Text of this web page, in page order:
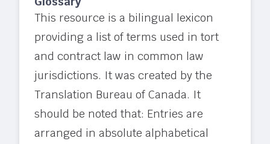
This resource is a bilingual lexicon
providing a list of terms used in tort
and contract law in common law
jurisdictions. It was created by the
Translation Bureau of Canada. It
should be noted that: Entries are
arranged in absolute alphabetical